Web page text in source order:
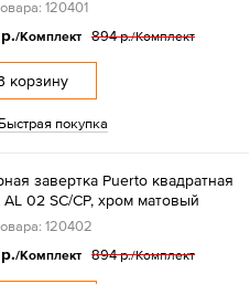
120401
/Комплект 894 р./Комплект
корзину
Быстрая покупка
завертка Puerto квадратная
AL 02 SC/CP, хром матовый
120402
/Комплект 894 р./Комплект